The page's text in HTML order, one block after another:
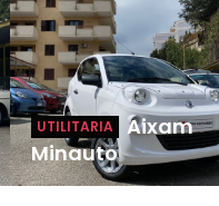
UTILITARIA
Aixam
Minauto